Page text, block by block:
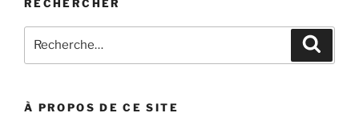
RECHERCHER
pour
À PROPOS DE CE SITE